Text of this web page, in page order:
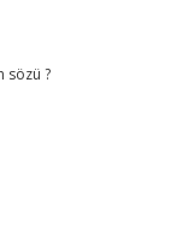
sözü ?